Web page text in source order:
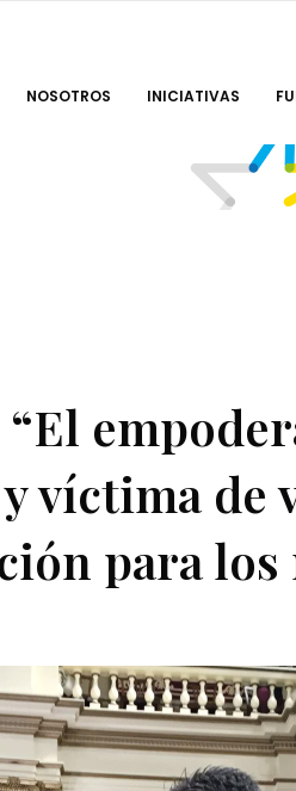
NOSOTROS INICIATIVAS
víctima de
para los